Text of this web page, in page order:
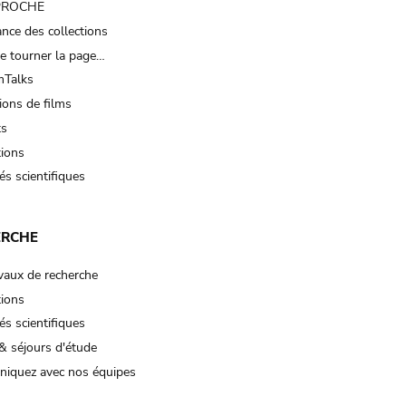
des collections
tourner la page…
de films
scientifiques
de recherche
scientifiques
séjours d'étude
avec nos équipes